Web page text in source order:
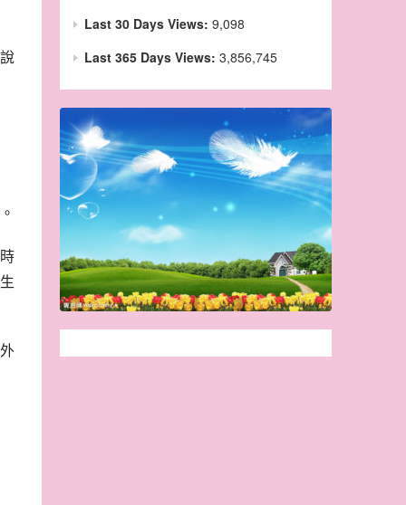
Last 30 Days Views: 9,098
Last 365 Days Views: 3,856,745